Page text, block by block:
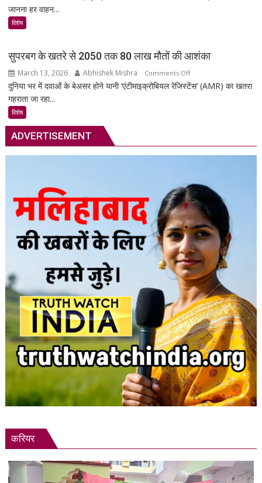
सुरक्षा
का
स्मार्ट
में
जानना हर वाहन...
विशेष
सुपरबग के खतरे से 2050 तक 80 लाख मौतों की आशंका
March 13, 2026 Abhishek Mishra Comments Offon
सुपरबग
मौतों
की
आशंका
दुनिया भर में दवाओं के बेअसर होने यानी ‘एंटीमाइक्रोबियल रेजिस्टेंस’ (AMR) का खतरा
गहराता जा रहा...
विशेष
ADVERTISEMENT
करियर